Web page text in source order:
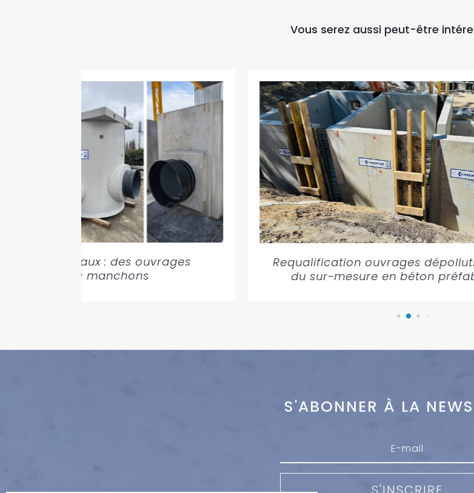
Vous serez aussi peut-être
multi-matériaux : des ouvrages
adaptés avec manchons
Requalification ouvrages
du sur-mesure en béton
S'ABONNER À LA